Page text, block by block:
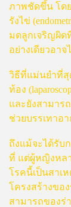
ภาพชัดขึ้น โด
รังไข่
มดลูกเจริญผิด
อย่างเดียวอา
วิธีที่แม่นยำที่สุ
ท้อง
และยังสามาร
ช่วยบรรเทาอ
ถึงแม้จะได้รับ
ที่ แต่ผู้หญิงหล
โรคนี้เป็นสาเ
โครงสร้างขอ
สามารถของร่